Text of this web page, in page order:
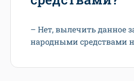
– Нет, вылечить данное
народными средствами